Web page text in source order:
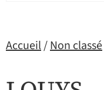
Accueil/Non classé